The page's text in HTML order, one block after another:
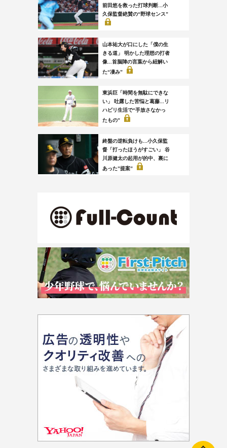
前田悠を救った打球判断...小
久保監督絶賛の“野球センス”
山本祐大が口にした「僕の生
きる道」 明かした理想の打者
像...首脳陣の言葉から紐解い
た“凄み”
東浜巨「時間を無駄にできな
い」 吐露した苦悩と葛藤...リ
ハビリ生活で“手放さなかっ
たもの”
終盤の逆転負けも...小久保監
督「打ったほうがすごい」 谷
川原健太の起用が的中、裏に
あった”提案”